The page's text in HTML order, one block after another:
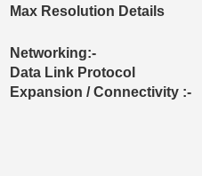
Max Resolution Details
Networking:-
Data Link Protocol
Expansion / Connectivity :-